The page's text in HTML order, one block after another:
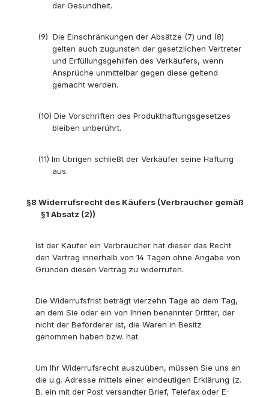
der Gesundheit.
(9)Die Einschränkungen der Absätze (7) und (8)
gelten auch zugunsten der gesetzlichen Vertreter
und Erfüllungsgehilfen des Verkäufers, wenn
Ansprüche unmittelbar gegen diese geltend
gemacht werden.
(10)Die Vorschriften des Produkthaftungsgesetzes
bleiben unberührt.
(11)Im Übrigen schließt der Verkäufer seine Haftung
aus.
§8Widerrufsrecht des Käufers (Verbraucher gemäß
§1 Absatz (2))
Ist der Käufer ein Verbraucher hat dieser das Recht
den Vertrag innerhalb von 14 Tagen ohne Angabe von
Gründen diesen Vertrag zu widerrufen.
Die Widerrufsfrist beträgt vierzehn Tage ab dem Tag,
an dem Sie oder ein von Ihnen benannter Dritter, der
nicht der Beförderer ist, die Waren in Besitz
genommen haben bzw. hat.
Um Ihr Widerrufsrecht auszuüben, müssen Sie uns an
die u.g. Adresse mittels einer eindeutigen Erklärung (z.
B. ein mit der Post versandter Brief, Telefax oder E-